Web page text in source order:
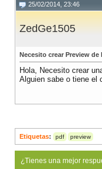
25/02/2014, 23:46
ZedGe1505
Necesito crear Preview de
Hola, Necesito crear
Alguien sabe o tiene el
Etiquetas: pdf preview
¿Tienes una mejor